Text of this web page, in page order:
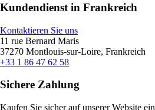
Kundendienst in Frankreich
Kontaktieren Sie uns
11 rue Bernard Maris
37270 Montlouis-sur-Loire, Frankreich
+33 1 86 47 62 58
Sichere Zahlung
Kaufen Sie sicher auf unserer Website ein